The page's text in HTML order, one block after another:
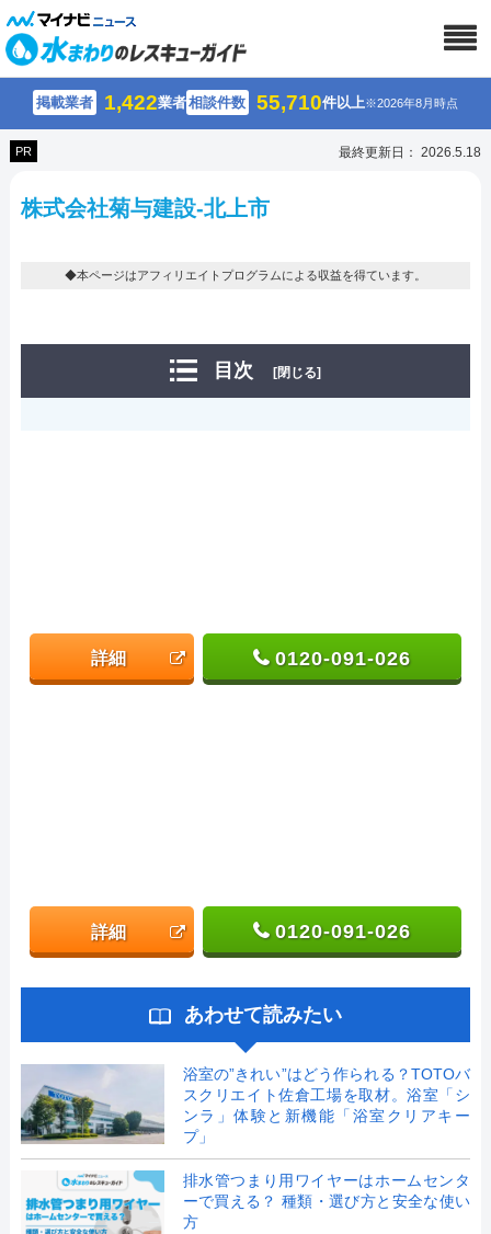
掲載業者 1,422業者相談件数 55,710件以上※2026年8月時点
PR 最終更新日： 2026.5.18
株式会社菊与建設-北上市
◆本ページはアフィリエイトプログラムによる収益を得ています。
目次 [閉じる]
詳細 0120-091-026
詳細 0120-091-026
あわせて読みたい
浴室の”きれい”はどう作られる？TOTOバ
スクリエイト佐倉工場を取材。浴室「シ
ンラ」体験と新機能「浴室クリアキー
プ」
排水管つまり用ワイヤーはホームセンタ
ーで買える？ 種類・選び方と安全な使い
方